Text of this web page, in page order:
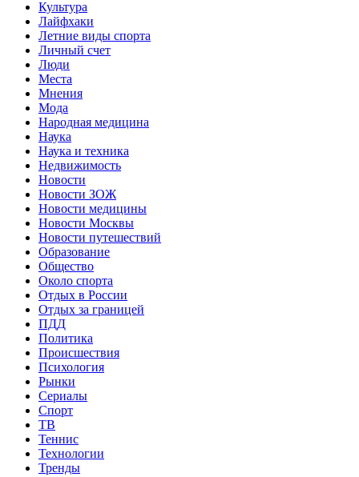
Культура
Лайфхаки
Летние виды спорта
Личный счет
Люди
Места
Мнения
Мода
Народная медицина
Наука
Наука и техника
Недвижимость
Новости
Новости ЗОЖ
Новости медицины
Новости Москвы
Новости путешествий
Образование
Общество
Около спорта
Отдых в России
Отдых за границей
ПДД
Политика
Происшествия
Психология
Рынки
Сериалы
Спорт
ТВ
Теннис
Технологии
Тренды